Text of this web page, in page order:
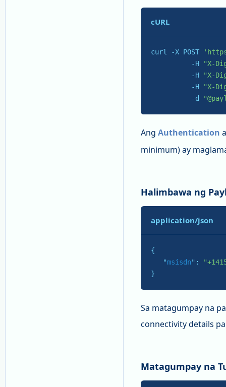
cURL
curl -X POST
          -H
"X-
          -H
"X-
          -H
"X-
-d
Ang Authentication
minimum) ay
Halimbawa ng
application/json
{
   "
msisdn":
}
Sa matagumpay na
connectivity details
Matagumpay na